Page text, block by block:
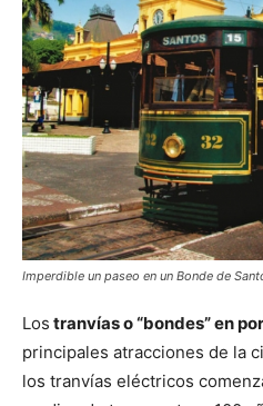
Imperdible un paseo en un Bonde de
Los tranvías o “bondes” en
principales atracciones de la
los tranvías eléctricos